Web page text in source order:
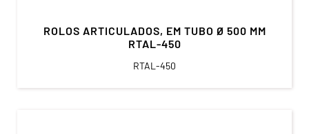
ROLOS ARTICULADOS, EM TUBO Ø 500 MM
RTAL-450
RTAL-450